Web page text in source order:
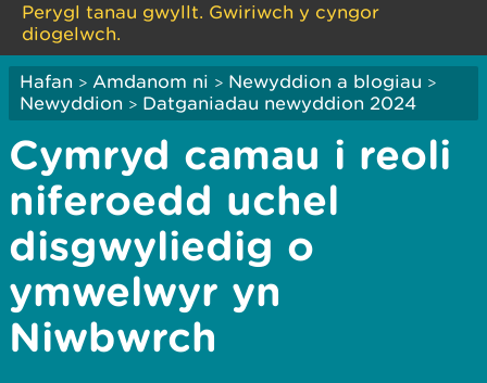
Perygl tanau gwyllt. Gwiriwch y cyngor
diogelwch.
Hafan > Amdanom ni > Newyddion a blogiau >
Newyddion > Datganiadau newyddion 2024
Cymryd camau i reoli
niferoedd uchel
disgwyliedig o
ymwelwyr yn
Niwbwrch